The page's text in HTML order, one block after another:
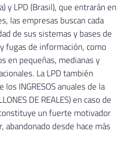
y LPD (Brasil), que entrarán en
las empresas buscan cada
de sus sistemas y bases de
fugas de información, como
en pequeñas, medianas y
La LPD también
INGRESOS anuales de la
DE REALES) en caso de
un fuerte motivador
desde hace más